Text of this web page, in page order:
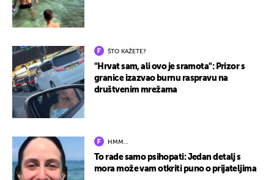
ŠTO KAŽETE?
"Hrvat sam, ali ovo je sramota": Prizor s
granice izazvao burnu raspravu na
društvenim mrežama
HMM…
To rade samo psihopati: Jedan detalj s
mora može vam otkriti puno o prijateljima